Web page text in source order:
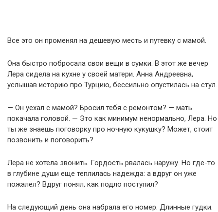
Все это он променял на дешевую месть и путевку с мамой.
Она быстро побросала свои вещи в сумки. В этот же вечер
Лера сидела на кухне у своей матери. Анна Андреевна,
услышав историю про Турцию, бессильно опустилась на стул.
— Он уехал с мамой? Бросил тебя с ремонтом? — мать
покачала головой. — Это как минимум ненормально, Лера. Но
ты же знаешь поговорку про ночную кукушку? Может, стоит
позвонить и поговорить?
Лера не хотела звонить. Гордость рвалась наружу. Но где-то
в глубине души еще теплилась надежда: а вдруг он уже
пожалел? Вдруг понял, как подло поступил?
На следующий день она набрала его номер. Длинные гудки.